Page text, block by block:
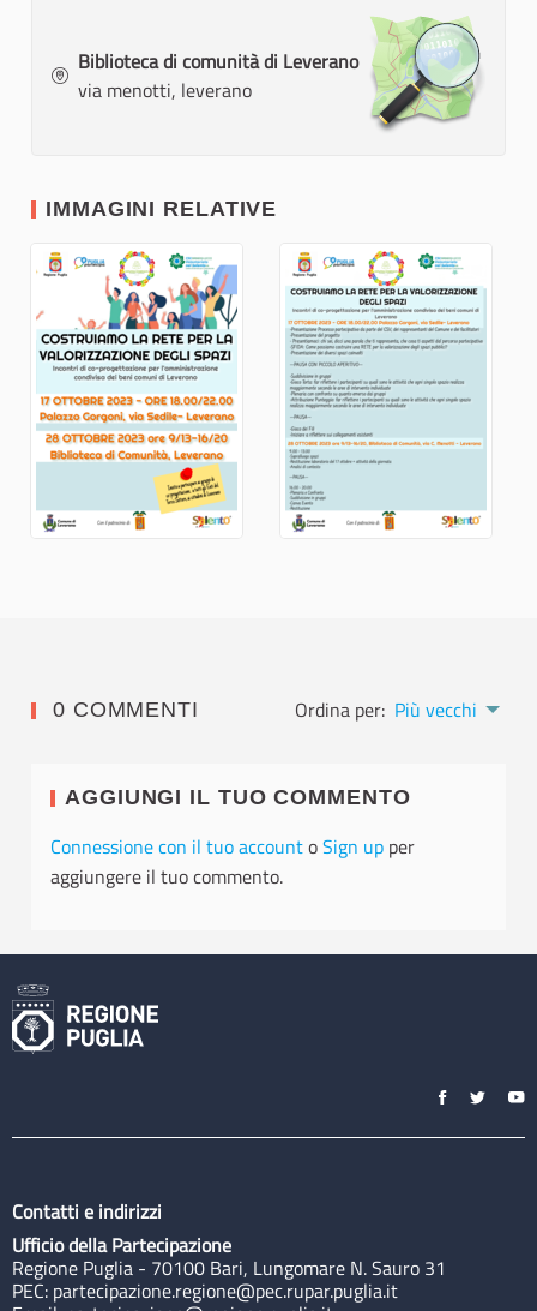
Biblioteca di comunità di Leverano
via menotti, leverano
IMMAGINI RELATIVE
0 COMMENTI Ordina per: Più vecchi
AGGIUNGI IL TUO COMMENTO
Connessione con il tuo accountoSign up per
aggiungere il tuo commento.
Contatti e indirizzi
Ufficio della Partecipazione
Regione Puglia - 70100 Bari, Lungomare N. Sauro 31
PEC: partecipazione.regione@pec.rupar.puglia.it